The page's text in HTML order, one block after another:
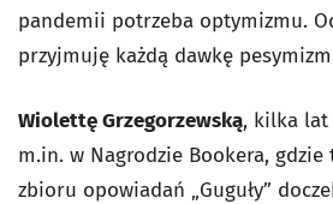
pandemii potrzeba optymizmu.
przyjmuję każdą dawkę
Wiolettę Grzegorzewską, kilka lat
m.in. w Nagrodzie Bookera, gdzie
zbioru opowiadań „Guguły”